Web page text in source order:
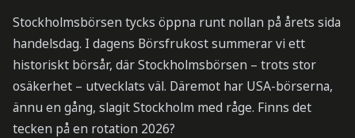
Stockholmsbörsen tycks öppna runt nollan på årets sida
handelsdag. I dagens Börsfrukost summerar vi ett
historiskt börsår, där Stockholmsbörsen – trots stor
osäkerhet – utvecklats väl. Däremot har USA-börserna,
ännu en gång, slagit Stockholm med råge. Finns det
tecken på en rotation 2026?